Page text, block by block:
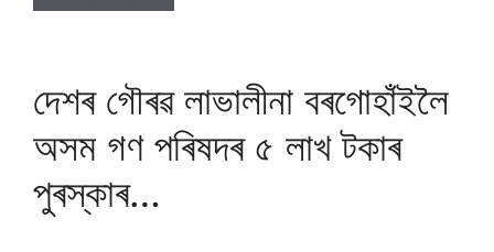
দেশৰ গৌৰৱ লাভালীনা বৰগোহাঁইলৈ
অসম গণ পৰিষদৰ ৫ লাখ টকাৰ
পুৰস্কাৰ…